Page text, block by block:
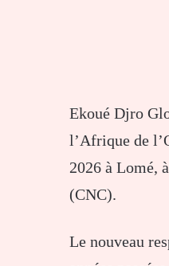
Ekoué Djro
l’Afrique de
2026 à Lomé,
(CNC).
Le nouveau